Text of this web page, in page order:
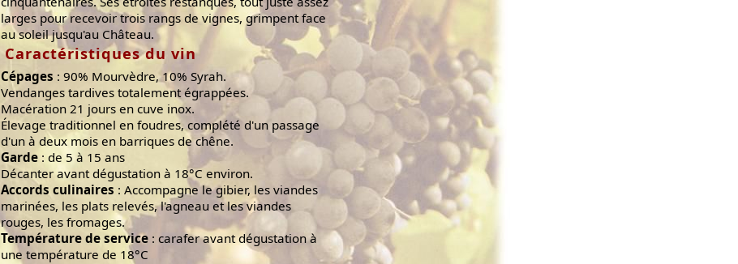
larges pour recevoir trois rangs de vignes, grimpent face
au soleil jusqu'au Château.
Caractéristiques du vin
Cépages : 90% Mourvèdre, 10% Syrah.
Vendanges tardives totalement égrappées.
Macération 21 jours en cuve inox.
Élevage traditionnel en foudres, complété d'un passage
d'un à deux mois en barriques de chêne.
Garde : de 5 à 15 ans
Décanter avant dégustation à 18°C environ.
Accords culinaires : Accompagne le gibier, les viandes
marinées, les plats relevés, l'agneau et les viandes
rouges, les fromages.
Température de service : carafer avant dégustation à
une température de 18°C